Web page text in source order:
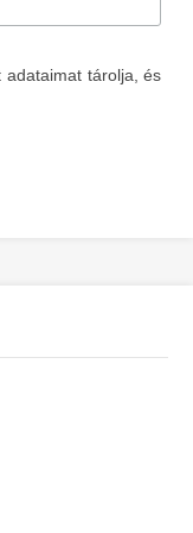
adataimat tárolja, és